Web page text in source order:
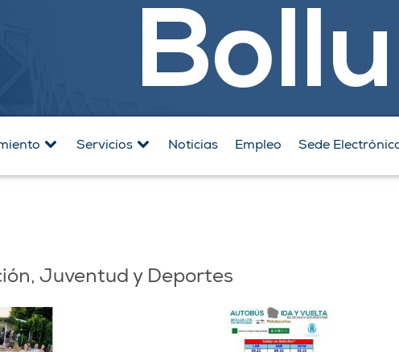
Servicios Noticias Empleo Sede
Juventud y Deportes